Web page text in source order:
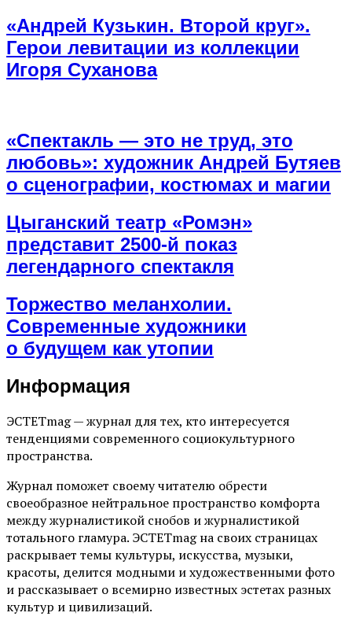
«Андрей Кузькин. Второй круг».
Герои левитации из коллекции
Игоря Суханова
«Спектакль — это не труд, это
любовь»: художник Андрей Бутяев
о сценографии, костюмах и магии
Цыганский театр «Ромэн»
представит 2500-й показ
легендарного спектакля
Торжество меланхолии.
Современные художники
о будущем как утопии
Информация
ЭСТЕТmag — журнал для тех, кто интересуется
тенденциями современного социокультурного
пространства.
Журнал поможет своему читателю обрести
своеобразное нейтральное пространство комфорта
между журналистикой снобов и журналистикой
тотального гламура. ЭСТЕТmag на своих страницах
раскрывает темы культуры, искусства, музыки,
красоты, делится модными и художественными фото
и рассказывает о всемирно известных эстетах разных
культур и цивилизаций.